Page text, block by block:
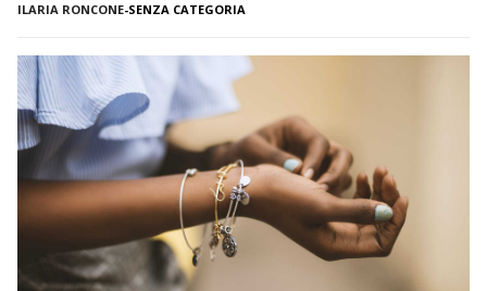
ILARIA RONCONE-SENZA CATEGORIA